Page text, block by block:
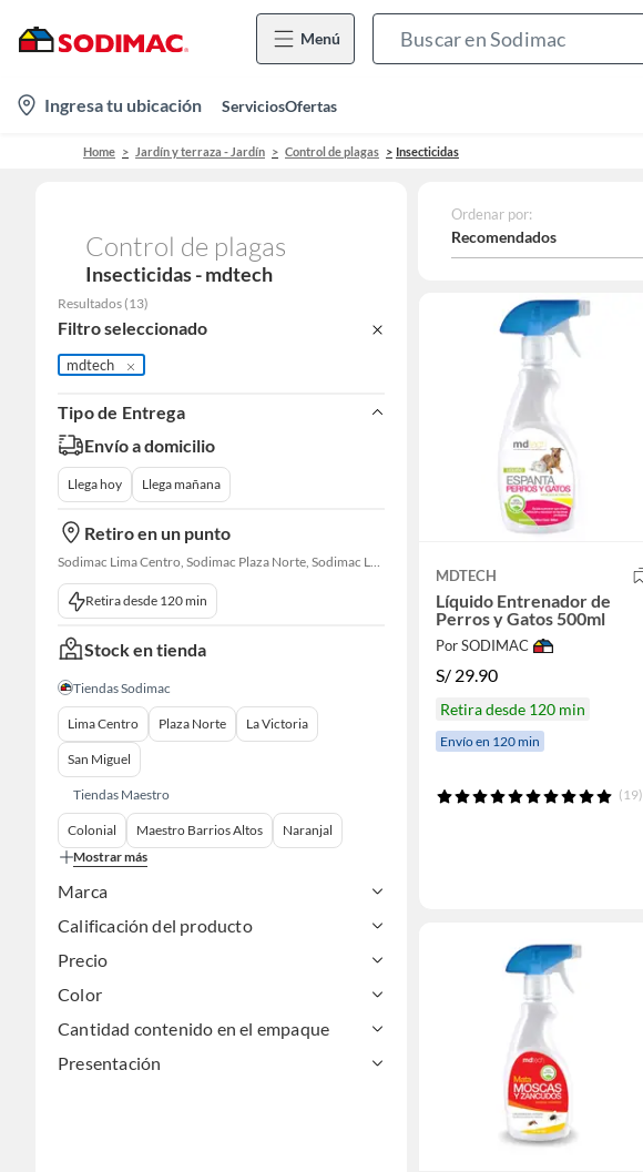
Menú
location-
icon
Ingresa tu ubicación ServiciosOfertas
Home Jardín y terraza - Jardín Control de plagas Insecticidas
Control de plagas
Insecticidas - mdtech
Resultados (13)
Filtro seleccionado
mdtech
Tipo de Entrega
Envío a domicilio
Llega hoy Llega mañana
Retiro en un punto
Sodimac Lima Centro, Sodimac Plaza Norte, Sodimac La Victoria, Sodimac San Miguel, Sodimac S. J. Lurigancho, Sodimac Chacarilla, Sodimac Av. La Molina, Sodimac Colonial, Maestro Barrios Altos, Sodimac Naranjal
Retira desde 120 min
Stock en tienda
Tiendas Sodimac
Lima Centro Plaza Norte La Victoria
San Miguel
Tiendas Maestro
Colonial Maestro Barrios Altos
Naranjal
Mostrar más
Marca
Calificación del producto
Precio
Color
Cantidad contenido en el empaque
Presentación
Ordenar por:
Recomendados
MDTECH
Líquido Entrenador de
Perros y Gatos 500ml
Por SODIMAC
S/ 29.90
Retira desde 120 min
Envío en 120 min
(19)